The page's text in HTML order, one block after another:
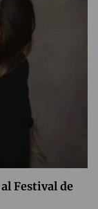
Festival de